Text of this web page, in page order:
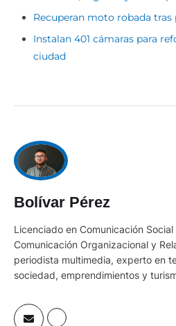
Recuperan moto robada tras
Instalan 401 cámaras para
ciudad
Bolívar Pérez
Licenciado en Comunicación
Comunicación Organizacional y
periodista multimedia, experto en
sociedad, emprendimientos y